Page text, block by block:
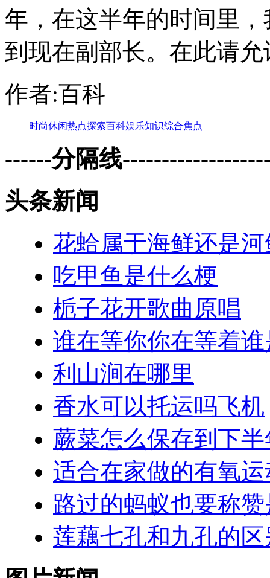
年，在这半年的时间里
到现在副部长。在此请
作者:百科
时尚休闲热点探索百科娱乐知识综合焦点
------分隔线
头条新闻
花蛤属于海鲜还是河
吃甲鱼是什么梗
栀子花开歌曲原唱
谁在等你你在等着
利山涧在哪里
香水可以托运吗飞机
蕨菜怎么保存到下半
适合在家做的有氧运
路过的蚂蚁也要称
莲藕七孔和九孔的区